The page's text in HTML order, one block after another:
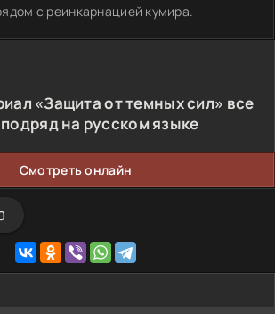
с реинкарнацией кумира.
«Защита от темных сил» все
на русском языке
Смотреть онлайн